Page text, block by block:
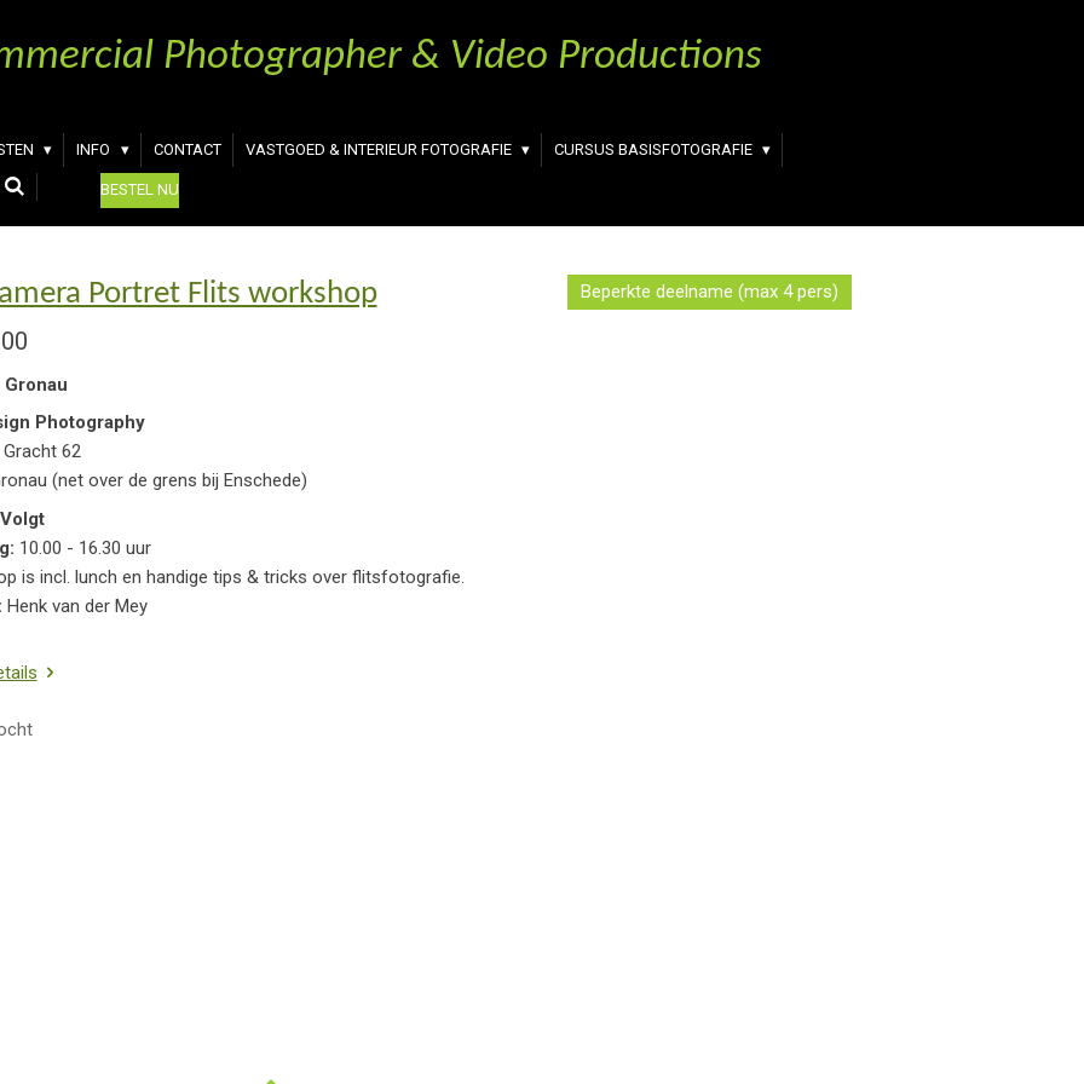
Photographer & Video Productions
INFO CONTACT VASTGOED & INTERIEUR FOTOGRAFIE CURSUS BASISFOTOGRAFIE
BESTEL NU
Beperkte deelname (max 4 pers)
Portret Flits workshop
Photography
62
(net over de grens bij Enschede)
10.00 - 16.30 uur
is incl. lunch en handige tips & tricks over flitsfotografie.
Henk van der Mey